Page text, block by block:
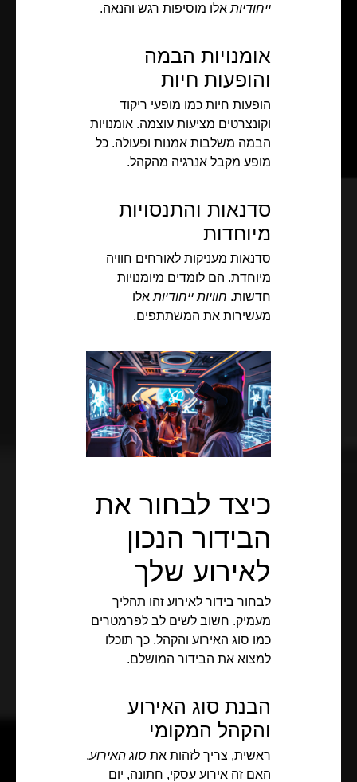
ייחודיות אלו מוסיפות רגש והנאה.
אומנויות הבמה
והופעות חיות
הופעות חיות כמו מופעי ריקוד
וקונצרטים מציעות עוצמה. אומנויות
הבמה משלבות אמנות ופעולה. כל
מופע מקבל אנרגיה מהקהל.
סדנאות והתנסויות
מיוחדות
סדנאות מעניקות לאורחים חוויה
מיוחדת. הם לומדים מיומנויות
חדשות. חוויות ייחודיות אלו
מעשירות את המשתתפים.
כיצד לבחור את
הבידור הנכון
לאירוע שלך
לבחור בידור לאירוע זהו תהליך
מעמיק. חשוב לשים לב לפרמטרים
כמו סוג האירוע והקהל. כך תוכלו
למצוא את הבידור המושלם.
הבנת סוג האירוע
והקהל המקומי
ראשית, צריך לזהות את סוג האירוע.
האם זה אירוע עסקי, חתונה, יום